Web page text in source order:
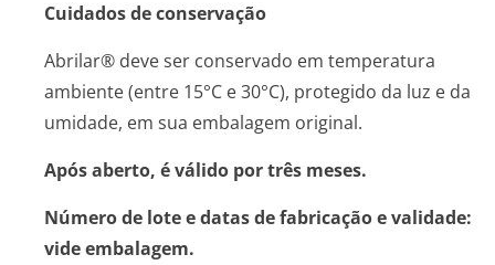
Cuidados de conservação
Abrilar® deve ser conservado em temperatura
ambiente (entre 15°C e 30°C), protegido da luz e da
umidade, em sua embalagem original.
Após aberto, é válido por três meses.
Número de lote e datas de fabricação e validade:
vide embalagem.